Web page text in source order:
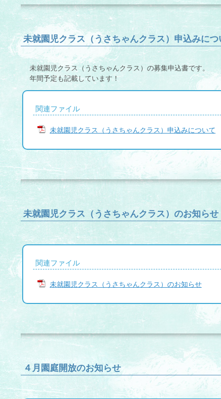
未就園児クラス（うさちゃんクラス）申込みに
未就園児クラス（うさちゃんクラス）の募集申込書です。
年間予定も記載しています！
関連ファイル
未就園児クラス（うさちゃんクラス）申込みについて
未就園児クラス（うさちゃんクラス）のお知らせ
関連ファイル
未就園児クラス（うさちゃんクラス）のお知らせ
４月園庭開放のお知らせ